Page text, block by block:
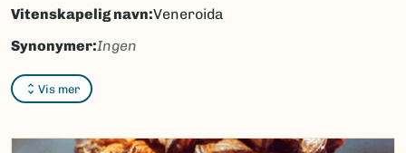
Vis mer
Vitenskapelig navn:Veneroida
Synonymer:Ingen
Bokmål:Ingen
Nynorsk:Ingen
Nordsamisk/Davvisámegiella:Ingen